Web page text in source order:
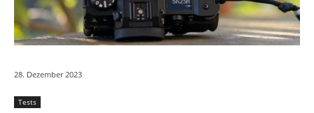
28. Dezember 2023
Tests